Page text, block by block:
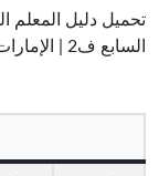
تحميل دليل المعلم
السابع ف2 | الإمارات